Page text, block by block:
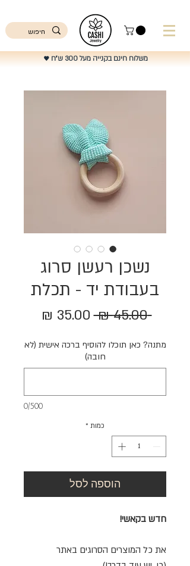
♥️ משלוח חינם בקנייה מעל 300 ש"ח
נשכן רעשן סרוג
בעבודת יד - תכלת
‏45.00 ‏₪
מחיר
מתנה? כאן תוכלו להוסיף ברכה אישית (לא
חובה)
0/500
כמות *
הוספה לסל
חדש בקאשי!
את כל המוצרים הסרוגים באתר